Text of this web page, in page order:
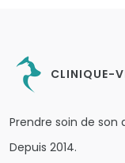
CLINIQUE-
Prendre soin de
Depuis 2014.